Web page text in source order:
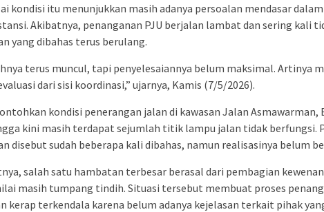
kondisi itu menunjukkan masih adanya persoalan mendasar
Akibatnya, penanganan PJU berjalan lambat dan sering kali
yang dibahas terus berulang.
terus muncul, tapi penyelesaiannya belum maksimal. Artinya
dari sisi koordinasi,” ujarnya, Kamis (7/5/2026).
kondisi penerangan jalan di kawasan Jalan Asmawarman,
kini masih terdapat sejumlah titik lampu jalan tidak berfungsi.
disebut sudah beberapa kali dibahas, namun realisasinya belum
salah satu hambatan terbesar berasal dari pembagian
masih tumpang tindih. Situasi tersebut membuat proses
kerap terkendala karena belum adanya kejelasan terkait pihak